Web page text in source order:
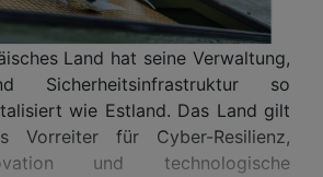
Land hat seine Verwaltung,
Sicherheitsinfrastruktur so
wie Estland. Das Land gilt
Vorreiter für Cyber-Resilienz,
und technologische